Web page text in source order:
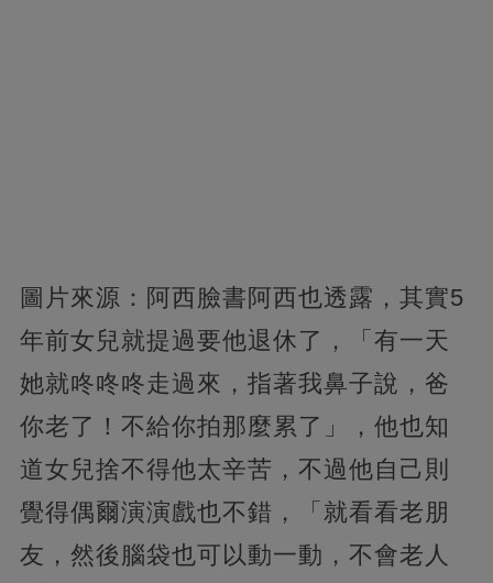
圖片來源：阿西臉書阿西也透露，其實5
年前女兒就提過要他退休了，「有一天
她就咚咚咚走過來，指著我鼻子說，爸
你老了！不給你拍那麼累了」，他也知
道女兒捨不得他太辛苦，不過他自己則
覺得偶爾演演戲也不錯，「就看看老朋
友，然後腦袋也可以動一動，不會老人